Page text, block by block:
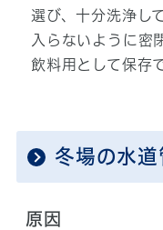
選び、十分洗浄し
入らないように密
飲料用として保存
冬場の水
原因